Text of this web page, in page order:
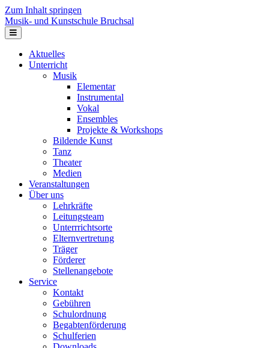
Zum Inhalt springen
Musik- und Kunstschule Bruchsal
Navigation
Aktuelles
Unterricht
Musik
Elementar
Instrumental
Vokal
Ensembles
Projekte & Workshops
Bildende Kunst
Tanz
Theater
Medien
Veranstaltungen
Über uns
Lehrkräfte
Leitungsteam
Unterrrichtsorte
Elternvertretung
Träger
Förderer
Stellenangebote
Service
Kontakt
Gebühren
Schulordnung
Begabtenförderung
Schulferien